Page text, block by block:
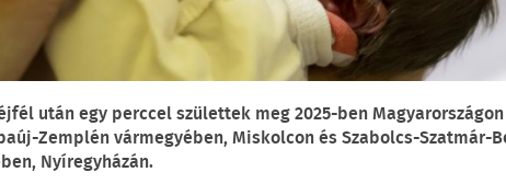
után egy perccel születtek meg 2025-ben
Zemplén vármegyében, Miskolcon és Szabolcs-Szatmár-
Nyíregyházán.